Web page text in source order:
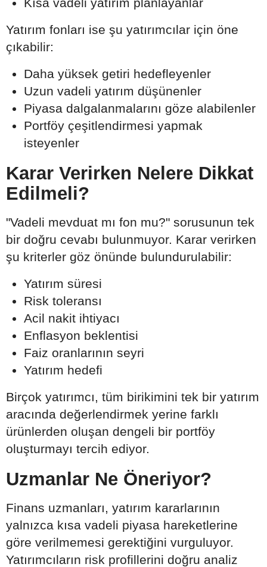
Yatırım fonları ise şu yatırımcılar için öne
çıkabilir:
Daha yüksek getiri hedefleyenler
Uzun vadeli yatırım düşünenler
Piyasa dalgalanmalarını göze alabilenler
Portföy çeşitlendirmesi yapmak
isteyenler
Karar Verirken Nelere Dikkat
Edilmeli?
"Vadeli mevduat mı fon mu?" sorusunun tek
bir doğru cevabı bulunmuyor. Karar verirken
şu kriterler göz önünde bulundurulabilir:
Yatırım süresi
Risk toleransı
Acil nakit ihtiyacı
Enflasyon beklentisi
Faiz oranlarının seyri
Yatırım hedefi
Birçok yatırımcı, tüm birikimini tek bir yatırım
aracında değerlendirmek yerine farklı
ürünlerden oluşan dengeli bir portföy
oluşturmayı tercih ediyor.
Uzmanlar Ne Öneriyor?
Finans uzmanları, yatırım kararlarının
yalnızca kısa vadeli piyasa hareketlerine
göre verilmemesi gerektiğini vurguluyor.
Yatırımcıların risk profillerini doğru analiz